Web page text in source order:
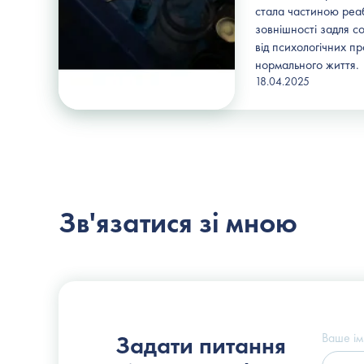
стала частиною
зовнішності задля
від психологічних
нормального життя.
18.04.2025
Зв'язатися зі мною
Задати питання
Ваше